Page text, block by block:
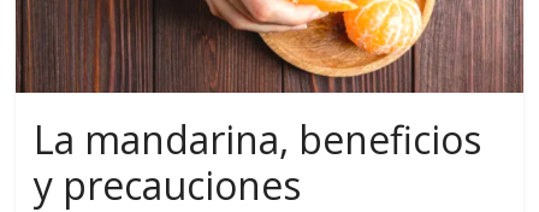
La mandarina, beneficios
y precauciones